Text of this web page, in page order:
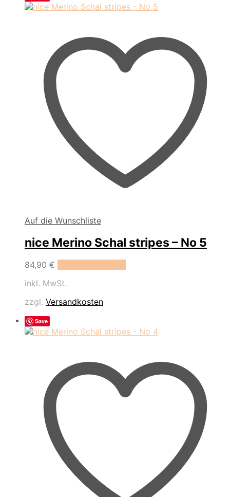
Auf die Wunschliste
nice Merino Schal stripes – No 5
84,90 €
inkl. MwSt.
zzgl. Versandkosten
Save